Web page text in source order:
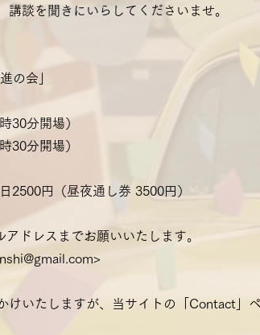
講談を聞きにいらしてくださいませ。
の会」
30分開場）
30分開場）
2500円（昼夜通し券 3500円）
ドレスまでお願いいたします。
>
けいたしますが、当サイトの「Contact」